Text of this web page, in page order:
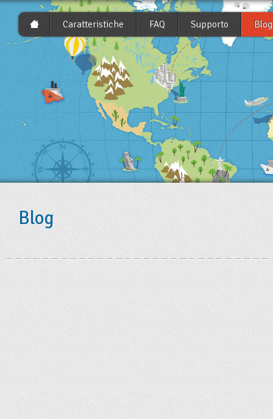
Caratteristiche FAQ Supporto Blog
Blog